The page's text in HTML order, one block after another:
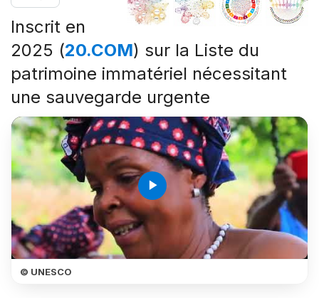
Inscrit en
2025 (20.COM) sur la Liste du
patrimoine immatériel nécessitant
une sauvegarde urgente
play_arrow
© UNESCO